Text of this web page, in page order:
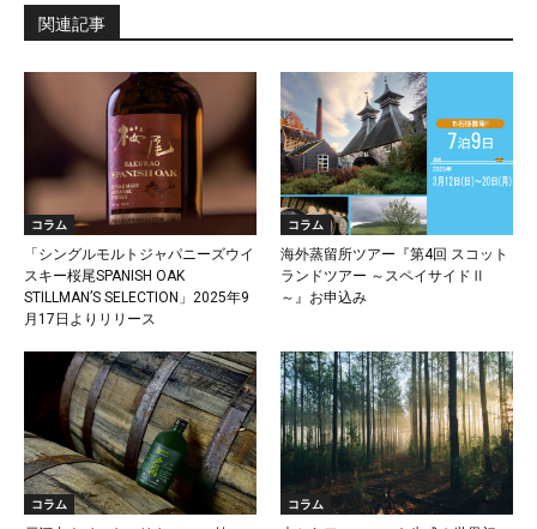
関連記事
コラム
「シングルモルトジャパニーズウイ
スキー桜尾SPANISH OAK
STILLMAN’S SELECTION」2025年9
月17日よりリリース
コラム
海外蒸留所ツアー『第4回 スコット
ランドツアー ～スペイサイドⅡ
～』お申込み
コラム
コラム